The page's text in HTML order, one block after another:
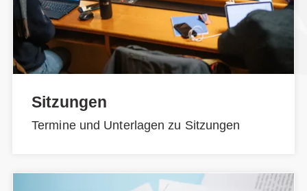
Sitzungen
Termine und Unterlagen zu Sitzungen